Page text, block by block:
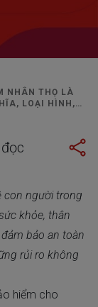
NHÂN THỌ LÀ
LOẠI HÌNH,
con người trong
khỏe, thân
bảo an toàn
rủi ro không
hiểm cho